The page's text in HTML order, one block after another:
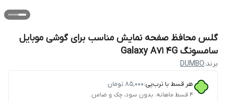
گلس محافظ صفحه نمایش مناسب برای گوشی موبایل
سامسونگ Galaxy A71 4G
برند:DUMBO
هر قسط با ترب‌پی:۸۵٬۰۰۰ تومان
۴ قسط ماهانه. بدون سود، چک و ضامن.